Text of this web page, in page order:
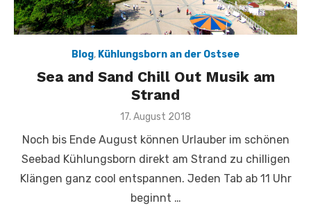
Blog, Kühlungsborn an der Ostsee
Sea and Sand Chill Out Musik am
Strand
Veröffentlicht
17. August 2018
Noch bis Ende August können Urlauber im schönen
Seebad Kühlungsborn direkt am Strand zu chilligen
Klängen ganz cool entspannen. Jeden Tab ab 11 Uhr
beginnt …